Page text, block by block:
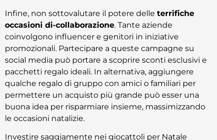
Infine, non sottovalutare il potere delle terrifiche
occasioni di-collaborazione. Tante aziende
coinvolgono influencer e genitori in iniziative
promozionali. Partecipare a queste campagne su
social media può portare a scoprire sconti esclusivi e
pacchetti regalo ideali. In alternativa, aggiungere
qualche regalo di gruppo con amici o familiari per
permettere un acquisto più grande può esser una
buona idea per risparmiare insieme, massimizzando
le occasioni natalizie.
Investire saggiamente nei giocattoli per Natale